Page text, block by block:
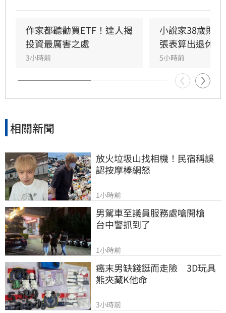
心不在於預測行情，而是相信市場並與之共同成
長。為推廣此理念，三立財經iNEWS將於8月15
日舉辦「不再選股必勝術」投資論壇，邀請周冠
男解析行為財務學與資產配置策略，協助投資人
在市場震盪中穩健獲利。活動名額有限，歡迎投
資人報名參加，掌握長期致富心法。
作家都聽勸買ETF！達人揭
投資最厲害之處
3小時前
小說家38歲財
張表算出退休金
5小時前
相關新聞
放火垃圾山找相機！民宿稱誤
認按摩棒網怒
1小時前
男駕車至議員服務處嗆開槍
台中警抓到了
1小時前
癌末男缺錢鋌而走險　3D玩具
熊夾藏K他命
3小時前